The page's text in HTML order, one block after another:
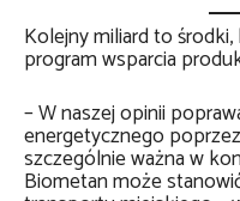
Kolejny miliard to
program wsparcia
– W naszej opinii
energetycznego
szczególnie ważna w
Biometan może